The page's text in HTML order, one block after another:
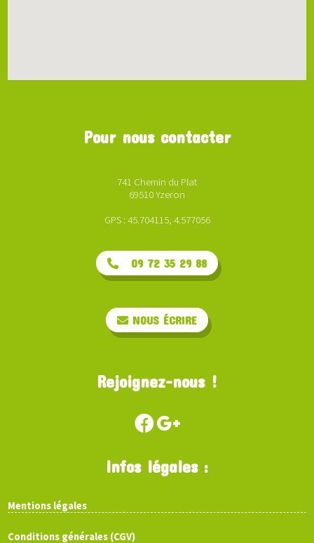
Pour nous contacter
741 Chemin du Plat
69510 Yzeron
GPS : 45.704115, 4.577056
09 72 35 29 88
NOUS ÉCRIRE
Rejoignez-nous !
Infos légales :
Mentions légales
Conditions générales (CGV)